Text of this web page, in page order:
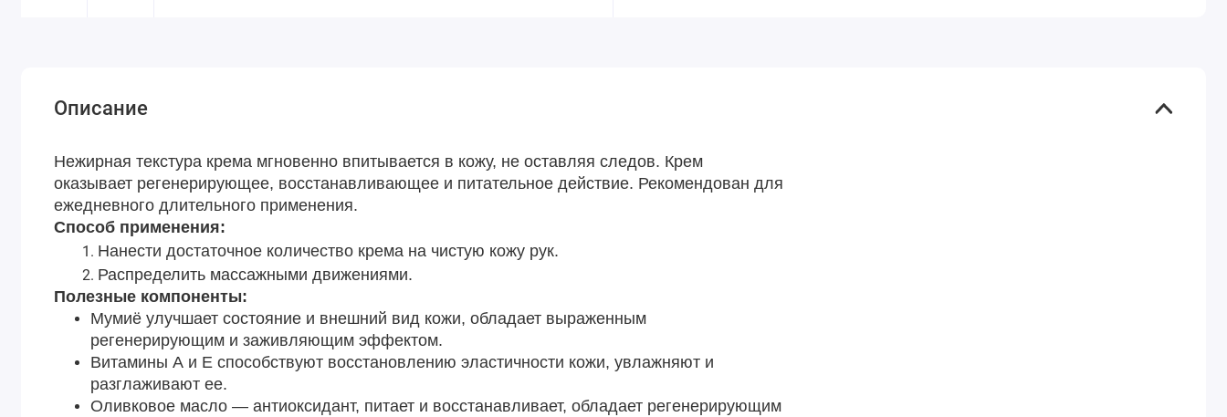
Описание
Нежирная текстура крема мгновенно впитывается в кожу, не оставляя следов. Крем
оказывает регенерирующее, восстанавливающее и питательное действие. Рекомендован для
ежедневного длительного применения.
Способ применения:
Нанести достаточное количество крема на чистую кожу рук.
Распределить массажными движениями.
Полезные компоненты:
Мумиё улучшает состояние и внешний вид кожи, обладает выраженным
регенерирующим и заживляющим эффектом.
Витамины А и Е способствуют восстановлению эластичности кожи, увлажняют и
разглаживают ее.
Оливковое масло — антиоксидант, питает и восстанавливает, обладает регенерирующим